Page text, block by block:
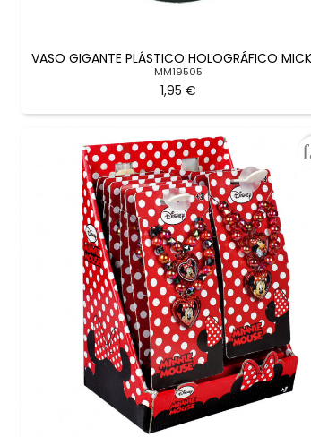
VASO GIGANTE PLÁSTICO HOLOGRÁFICO
MM19505
1,95 €